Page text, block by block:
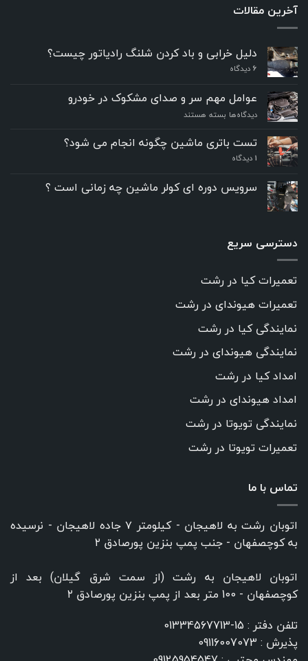
آخرین مقالات
دلیل خرابی و باد کردن شلنگ رادیاتور چیست؟
6 دیدگاه
عوامل مهم سر و صدای مشکوک در خودرو
دیدگاه‌ها برای
مهم
سر
مشکوک
در
بسته هستند
تست باتری ماشین چگونه انجام می شود؟
۱ دیدگاه
سرویس دوره ای کولر ماشین چه زمانی است ؟
دسترسی سریع
تعمیرات کیا در رشت
تعمیرات هیوندای در رشت
نمایندگی کیا در رشت
نمایندگی هیوندای در رشت
امداد کیا در رشت
امداد هیوندای در رشت
نمایندگی تویوتا در رشت
تعمیرات تویوتا در رشت
تماس با ما
اتوبان رشت به لاهیجان - کیلومتر ۷ جاده لاهیجان - نرسیده
به کوچصفهان - جنب پمپ بنزین پورصادق ۲
اتوبان لاهیجان به رشت (از سمت شرق گیلان) بعد از
کوچصفهان - 100 متر بعد از پمپ بنزین پورصادق ۲
تلفن دفتر : 15-01334567713
پذیرش : 09116007073